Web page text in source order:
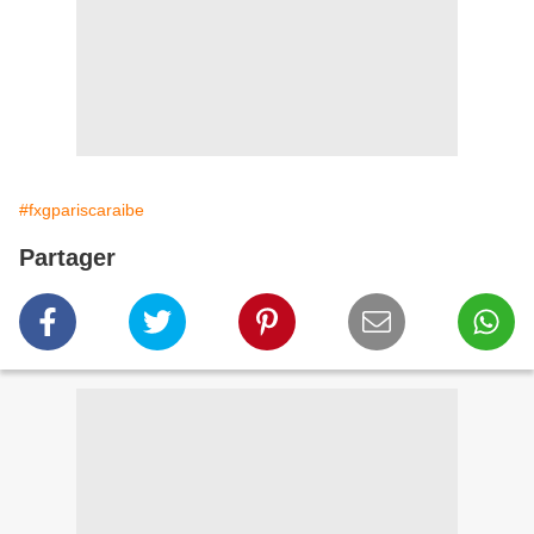
#fxgpariscaraibe
Partager